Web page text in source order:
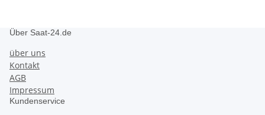
Über Saat-24.de
über uns
Kontakt
AGB
Impressum
Kundenservice